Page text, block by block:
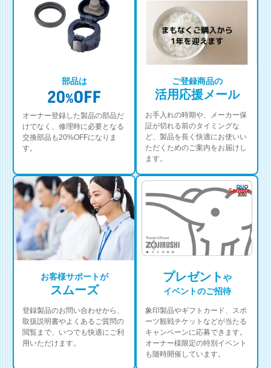
部品は
オーナー登録した製品の部品だ
けでなく、修理時に必要となる
交換部品も20%OFFになりま
す。
ご登録商品の
活用応援メール
お手入れの時期や、メーカー保
証が切れる前のタイミングな
ど、製品を長く快適にお使いい
ただくためのご案内をお届けし
ます。
お客様サポートが
スムーズ
登録製品のお問い合わせから、
取扱説明書やよくあるご質問の
閲覧まで、いつでも快適にご利
用いただけます。
プレゼントや
イベントのご招待
象印製品やギフトカード、スポ
ーツ観戦チケットなどが当たる
キャンペーンに応募できます。
オーナー様限定の特別イベント
も随時開催しています。